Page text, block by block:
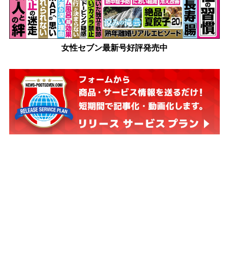
女性セブン最新号好評発売中